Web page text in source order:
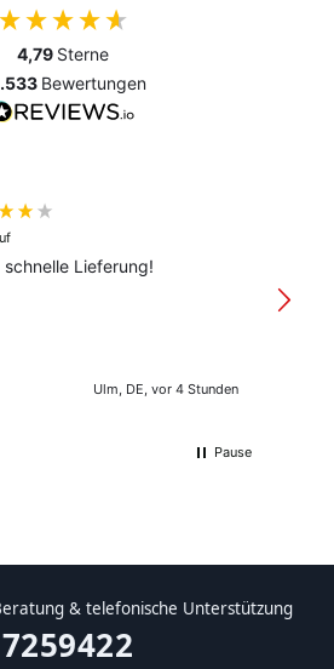
4,79 Sterne
Bewertungen
Lieferung!
Ulm, DE, vor 4 Stunden
Pause
& telefonische Unterstützung